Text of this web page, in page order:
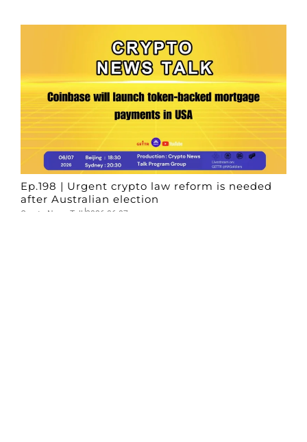
Ep.198 | Urgent crypto law reform is needed
after Australian election
Crypto News Talk 2026-06-07